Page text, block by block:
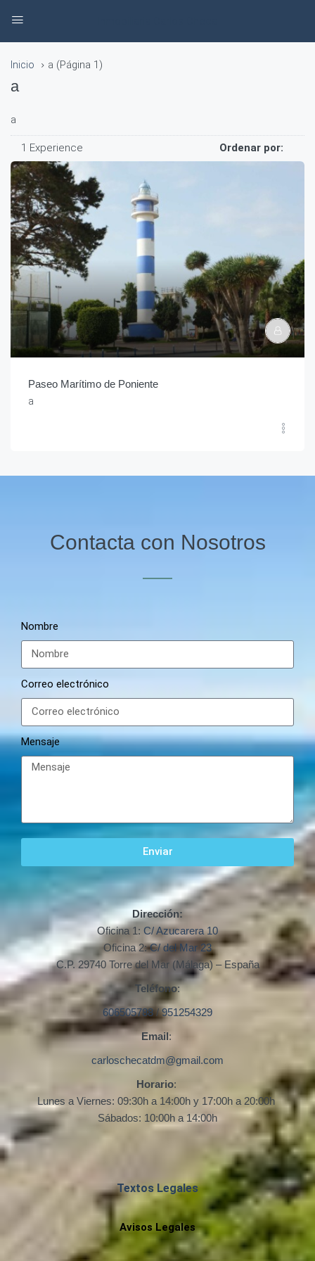
Inicio a (Página 1)
a
a
1 Experience Ordenar por:
Paseo Marítimo de Poniente
a
Contacta con Nosotros
Nombre
Correo electrónico
Mensaje
Enviar
Dirección:
Oficina 1: C/ Azucarera 10
Oficina 2:C/ del Mar 23
C.P. 29740 Torre del Mar (Málaga) – España
Teléfono:
606505788/951254329
Email:
carloschecatdm@gmail.com
Horario:
Lunes a Viernes: 09:30h a 14:00h y 17:00h a 20:00h
Sábados: 10:00h a 14:00h
Textos Legales
Avisos Legales